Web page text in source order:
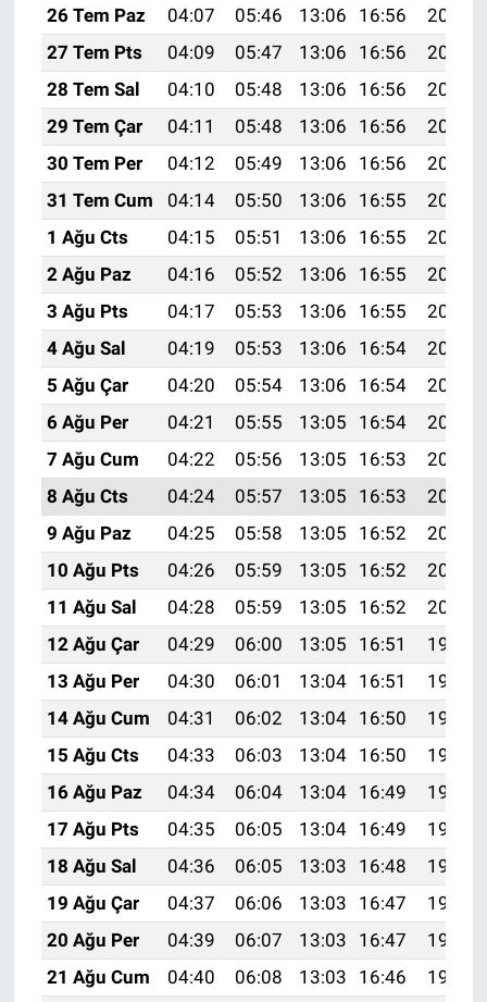
26 Tem Paz
04:07 05:46 13:06 16:56
20:16
27 Tem Pts
04:09 05:47 13:06 16:56
20:15
28 Tem Sal
04:10 05:48 13:06 16:56
20:15
29 Tem Çar
04:11 05:48 13:06 16:56
20:14
30 Tem Per
04:12 05:49 13:06 16:56
20:13
31 Tem Cum
04:14 05:50 13:06 16:55
20:12
1 Ağu Cts
04:15 05:51 13:06 16:55
20:11
2 Ağu Paz
04:16 05:52 13:06 16:55
20:10
3 Ağu Pts
04:17 05:53 13:06 16:55
20:09
4 Ağu Sal
04:19 05:53 13:06 16:54
20:08
5 Ağu Çar
04:20 05:54 13:06 16:54
20:07
6 Ağu Per
04:21 05:55 13:05 16:54
20:06
7 Ağu Cum
04:22 05:56 13:05 16:53
20:05
8 Ağu Cts
04:24 05:57 13:05 16:53
20:04
9 Ağu Paz
04:25 05:58 13:05 16:52
20:03
10 Ağu Pts
04:26 05:59 13:05 16:52
20:01
11 Ağu Sal
04:28 05:59 13:05 16:52
20:00
12 Ağu Çar
04:29 06:00 13:05 16:51
19:59
13 Ağu Per
04:30 06:01 13:04 16:51
19:58
14 Ağu Cum
04:31 06:02 13:04 16:50
19:57
15 Ağu Cts
04:33 06:03 13:04 16:50
19:55
16 Ağu Paz
04:34 06:04 13:04 16:49
19:54
17 Ağu Pts
04:35 06:05 13:04 16:49
19:53
18 Ağu Sal
04:36 06:05 13:03 16:48
19:52
19 Ağu Çar
04:37 06:06 13:03 16:47
19:50
20 Ağu Per
04:39 06:07 13:03 16:47
19:49
21 Ağu Cum
04:40 06:08 13:03 16:46
19:48